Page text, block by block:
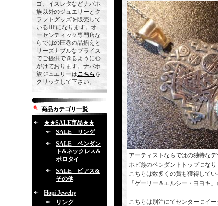
ゴ、イスレタなどナバホ
族以外のジュエリーとク
ラフトグッズを販売して
いるHPになります。オ
ーセンティック専門店な
らではの圧巻の品揃えと
リーズナブルなプライス
でご提供できるように心
がけております。ナバホ
族ジュエリーはこちらを
クリックして下さい。
商品カテゴリ一覧
★★SALE商品★★
SALE リング
SALE ペンダン
ト&ネックレス&
ボロタイ
SALE ピアス&
その他
Hopi Jewelry
リング
アーティストならではの独特な
ホピ族のペンダントトップになり
こちらは数多くの賞も獲得して
「ゲーリー＆エルシー・ヨヨキ
こちらは別注にてセンターにイ